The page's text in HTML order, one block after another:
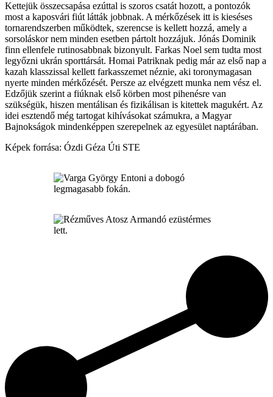
Kettejük összecsapása ezúttal is szoros csatát hozott, a pontozók
most a kaposvári fiút látták jobbnak. A mérkőzések itt is kieséses
tornarendszerben működtek, szerencse is kellett hozzá, amely a
sorsoláskor nem minden esetben pártolt hozzájuk. Jónás Dominik
finn ellenfele rutinosabbnak bizonyult. Farkas Noel sem tudta most
legyőzni ukrán sporttársát. Homai Patriknak pedig már az első nap a
kazah klasszissal kellett farkasszemet néznie, aki toronymagasan
nyerte minden mérkőzését. Persze az elvégzett munka nem vész el.
Edzőjük szerint a fiúknak első körben most pihenésre van
szükségük, hiszen mentálisan és fizikálisan is kitettek magukért. Az
idei esztendő még tartogat kihívásokat számukra, a Magyar
Bajnokságok mindenképpen szerepelnek az egyesület naptárában.
Képek forrása: Ózdi Géza Úti STE